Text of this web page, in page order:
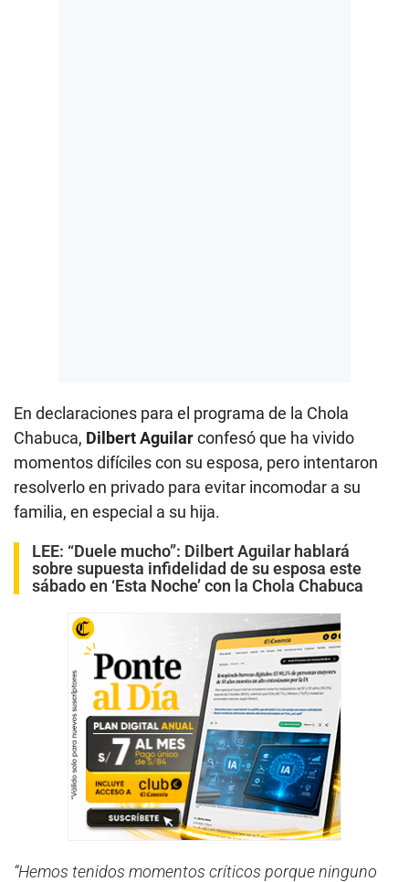
En declaraciones para el programa de la Chola
Chabuca, Dilbert Aguilarconfesó que ha vivido
momentos difíciles con su esposa, pero intentaron
resolverlo en privado para evitar incomodar a su
familia, en especial a su hija.
LEE: “Duele mucho”: Dilbert Aguilar hablará
sobre supuesta infidelidad de su esposa este
sábado en ‘Esta Noche’ con la Chola Chabuca
“Hemos tenidos momentos críticos porque ninguno